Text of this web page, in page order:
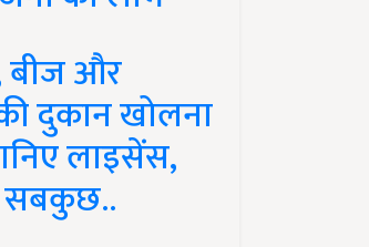
बीज और
दुकान खोलना
लाइसेंस,
सबकुछ..